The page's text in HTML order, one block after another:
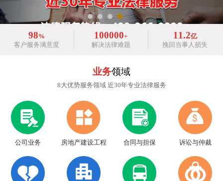
98%
客户服务满意度
100000+
解决法律难题
11.2亿
挽回当事人损失
业务领域
8大优势服务领域 近30年专业法律服务
公司业务 房地产建设工程 合同与担保 诉讼与仲裁